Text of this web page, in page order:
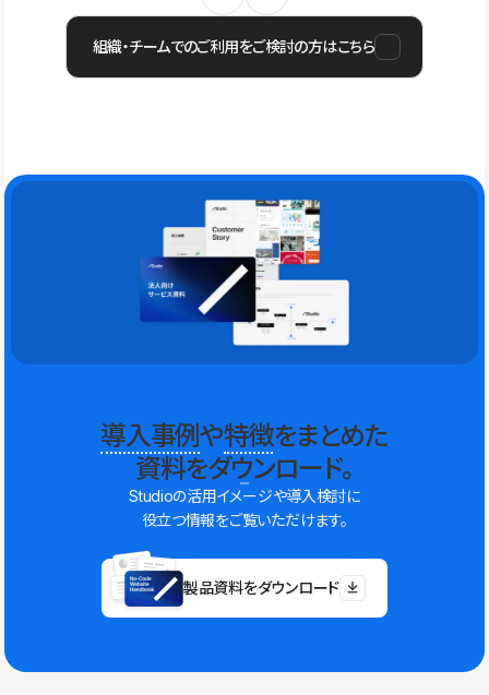
組織・チームでのご利用をご検討の方はこちら
導入事例や特徴をまとめた
資料をダウンロード。
Studioの活用イメージや導入検討に
役立つ情報をご覧いただけます。
製品資料をダウンロード